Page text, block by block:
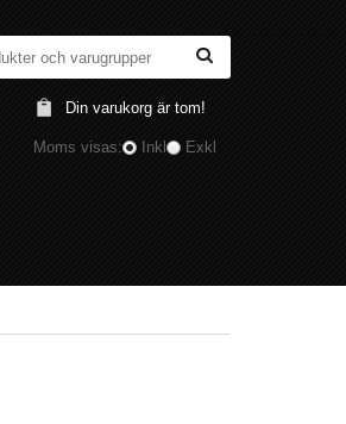
Din varukorg är tom!
Moms visas: Inkl Exkl